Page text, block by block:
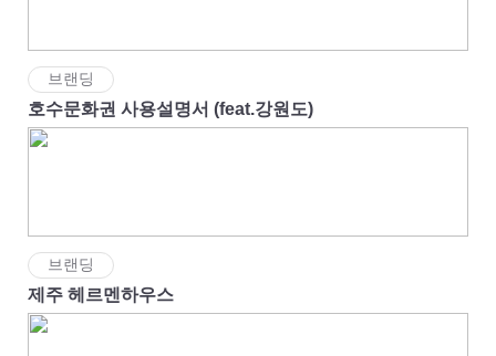
브랜딩
호수문화권 사용설명서 (feat.강원도)
브랜딩
제주 헤르멘하우스